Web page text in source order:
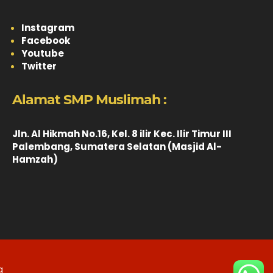
Instagram
Facebook
Youtube
Twitter
Alamat SMP Muslimah :
Jln. Al Hikmah No.16, Kel. 8 ilir Kec. Ilir Timur III
Palembang, Sumatera Selatan (Masjid Al-
Hamzah)